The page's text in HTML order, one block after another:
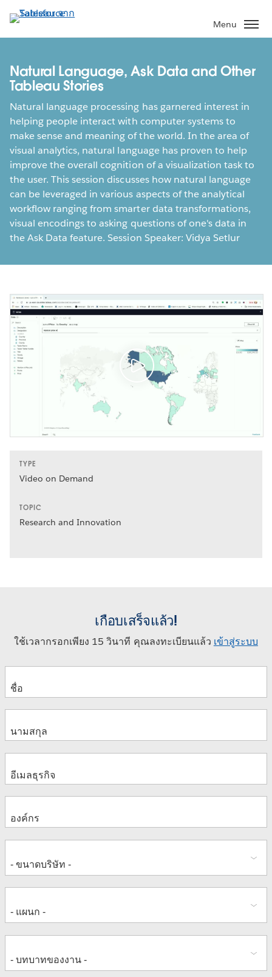
ไป
ที่
หลัก
Menu
Natural Language, Ask Data and Other
Tableau Stories
Natural language processing has garnered interest in
helping people interact with computer systems to
make sense and meaning of the world. In the area of
visual analytics, natural language has proven to help
improve the overall cognition of a visualization task to
the user. This session discusses how natural language
can be leveraged in various aspects of the analytical
workflow ranging from smarter data transformations,
visual encodings to asking questions of one's data in
the Ask Data feature. Session Speaker: Vidya Setlur
TYPE
Video on Demand
TOPIC
Research and Innovation
เกือบเสร็จแล้ว!
ใช้เวลากรอกเพียง 15 วินาที คุณลงทะเบียนแล้ว เข้าสู่ระบบ